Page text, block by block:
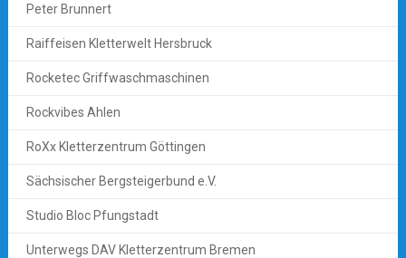
Peter Brunnert
Raiffeisen Kletterwelt Hersbruck
Rocketec Griffwaschmaschinen
Rockvibes Ahlen
RoXx Kletterzentrum Göttingen
Sächsischer Bergsteigerbund e.V.
Studio Bloc Pfungstadt
Unterwegs DAV Kletterzentrum Bremen